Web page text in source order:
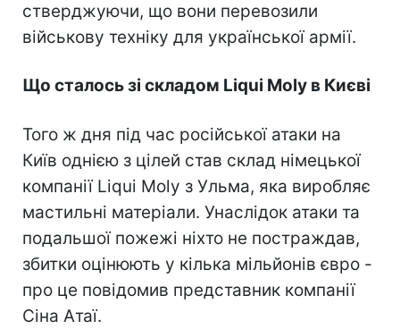
стверджуючи, що вони перевозили
військову техніку для української армії.
Що сталось зі складом Liqui Moly в Києві
Того ж дня під час російської атаки на
Київ однією з цілей став склад німецької
компанії Liqui Moly з Ульма, яка виробляє
мастильні матеріали. Унаслідок атаки та
подальшої пожежі ніхто не постраждав,
збитки оцінюють у кілька мільйонів євро -
про це повідомив представник компанії
Сіна Атаї.